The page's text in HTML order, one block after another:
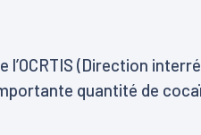
l’OCRTIS (Direction
quantité de